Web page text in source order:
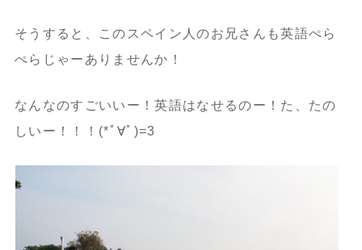
そうすると、このスペイン人のお兄さんも英語ぺら
ぺらじゃーありませんか！
なんなのすごいいー！英語はなせるのー！た、たの
しいー！！！(*ﾟ∀ﾟ)=3